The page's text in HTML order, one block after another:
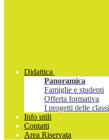
Didattica
Panoramica
Famiglie e studenti
Offerta formativa
I progetti delle classi
Info utili
Contatti
Area Riservata